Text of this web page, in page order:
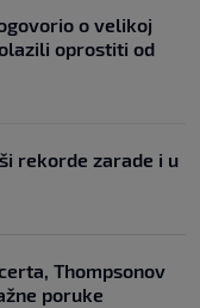
o velikoj
oprostiti od
rekorde zarade i u
Thompsonov
poruke